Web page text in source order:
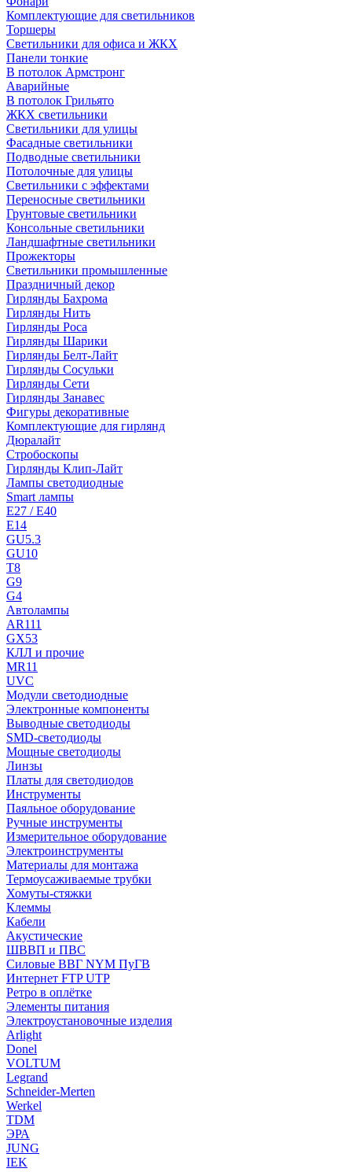
Комплектующие для светильников
Торшеры
Светильники для офиса и ЖКХ
Панели тонкие
В потолок Армстронг
Аварийные
В потолок Грильято
ЖКХ светильники
Светильники для улицы
Фасадные светильники
Подводные светильники
Потолочные для улицы
Светильники с эффектами
Переносные светильники
Грунтовые светильники
Консольные светильники
Ландшафтные светильники
Прожекторы
Светильники промышленные
Праздничный декор
Гирлянды Бахрома
Гирлянды Нить
Гирлянды Роса
Гирлянды Шарики
Гирлянды Белт-Лайт
Гирлянды Сосульки
Гирлянды Сети
Гирлянды Занавес
Фигуры декоративные
Комплектующие для гирлянд
Дюралайт
Стробоскопы
Гирлянды Клип-Лайт
Лампы светодиодные
Smart лампы
E27 / E40
E14
GU5.3
GU10
T8
G9
G4
Автолампы
AR111
GX53
КЛЛ и прочие
MR11
UVC
Модули светодиодные
Электронные компоненты
Выводные светодиоды
SMD-светодиоды
Мощные светодиоды
Линзы
Платы для светодиодов
Инструменты
Паяльное оборудование
Ручные инструменты
Измерительное оборудование
Электроинструменты
Материалы для монтажа
Термоусаживаемые трубки
Хомуты-стяжки
Клеммы
Кабели
Акустические
ШВВП и ПВС
Силовые ВВГ NYM ПуГВ
Интернет FTP UTP
Ретро в оплётке
Элементы питания
Электроустановочные изделия
Arlight
Donel
VOLTUM
Legrand
Schneider-Merten
Werkel
TDM
ЭРА
JUNG
IEK